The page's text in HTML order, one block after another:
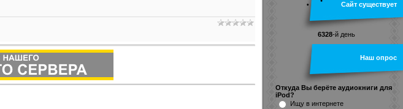
Сайт существует
6328-й день
Наш опрос
Откуда Вы берёте аудиокниги для
iPod?
Ищу в интернете